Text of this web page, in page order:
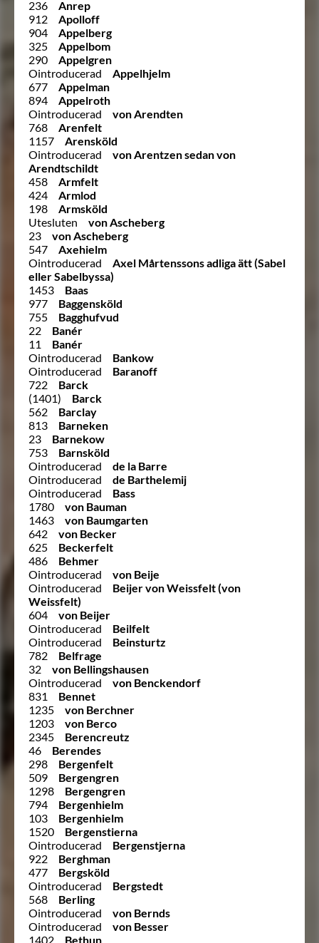
236
Anrep
912
Apolloff
904
Appelberg
325
Appelbom
290
Appelgren
Ointroducerad
Appelhjelm
677
Appelman
894
Appelroth
Ointroducerad
von Arendten
768
Arenfelt
1157
Arensköld
Ointroducerad
von Arentzen sedan von
Arendtschildt
458
Armfelt
424
Armlod
198
Armsköld
Utesluten
von Ascheberg
23
von Ascheberg
547
Axehielm
Ointroducerad
Axel Mårtenssons adliga ätt (Sabel
eller Sabelbyssa)
1453
Baas
977
Baggensköld
755
Bagghufvud
22
Banér
11
Banér
Ointroducerad
Bankow
Ointroducerad
Baranoff
722
Barck
(1401)
Barck
562
Barclay
813
Barneken
23
Barnekow
753
Barnsköld
Ointroducerad
de la Barre
Ointroducerad
de Barthelemij
Ointroducerad
Bass
1780
von Bauman
1463
von Baumgarten
642
von Becker
625
Beckerfelt
486
Behmer
Ointroducerad
von Beije
Ointroducerad
Beijer von Weissfelt (von
Weissfelt)
604
von Beijer
Ointroducerad
Beilfelt
Ointroducerad
Beinsturtz
782
Belfrage
32
von Bellingshausen
Ointroducerad
von Benckendorf
831
Bennet
1235
von Berchner
1203
von Berco
2345
Berencreutz
46
Berendes
298
Bergenfelt
509
Bergengren
1298
Bergengren
794
Bergenhielm
103
Bergenhielm
1520
Bergenstierna
Ointroducerad
Bergenstjerna
922
Berghman
477
Bergsköld
Ointroducerad
Bergstedt
568
Berling
Ointroducerad
von Bernds
Ointroducerad
von Besser
1402
Bethun